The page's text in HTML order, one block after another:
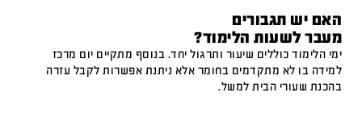
האם יש תגבורים
מעבר לשעות הלימוד?
ימי הלימוד כוללים שיעור ותרגול יחד. בנוסף מתקיים יום מרכז
למידה בו לא מתקדמים בחומר אלא ניתנת אפשרות לקבל עזרה
בהכנת שעורי הבית למשל.